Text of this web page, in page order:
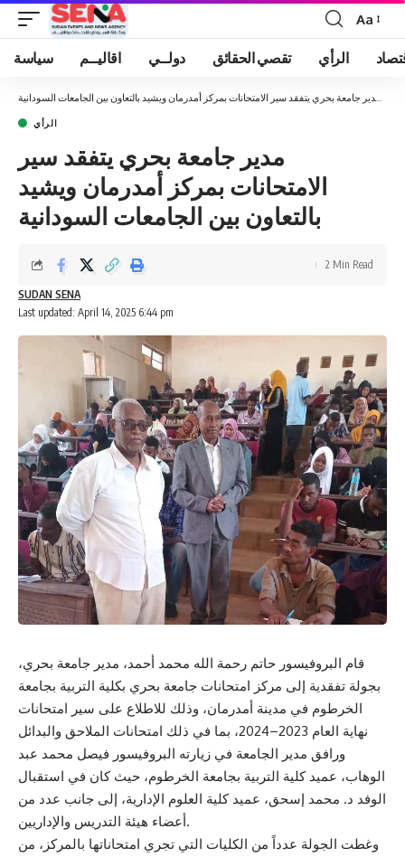
Font
Resizer
Aa
سياسة اقاليــم دولــي تقصي الحقائق الرأي
مدير جامعة بحري يتفقد سير الامتحانات بمركز أمدرمان ويشيد بالتعاون بين الجامعات السودانية
الرأي
مدير جامعة بحري يتفقد سير
الامتحانات بمركز أمدرمان ويشيد
بالتعاون بين الجامعات السودانية
Last updated: April 14, 2025 6:44 pm
SUDAN SENA
2 Min Read
قام البروفيسور حاتم رحمة الله محمد أحمد، مدير جامعة بحري،
بجولة تفقدية إلى مركز امتحانات جامعة بحري بكلية التربية بجامعة
الخرطوم في مدينة أمدرمان، وذلك للاطلاع على سير امتحانات
نهاية العام 2023–2024، بما في ذلك امتحانات الملاحق والبدائل
ورافق مدير الجامعة في زيارته البروفيسور فيصل محمد عبد
الوهاب، عميد كلية التربية بجامعة الخرطوم، حيث كان في استقبال
الوفد د. محمد إسحق، عميد كلية العلوم الإدارية، إلى جانب عدد من
أعضاء هيئة التدريس والإداريين.
وغطت الجولة عدداً من الكليات التي تجري امتحاناتها بالمركز، من